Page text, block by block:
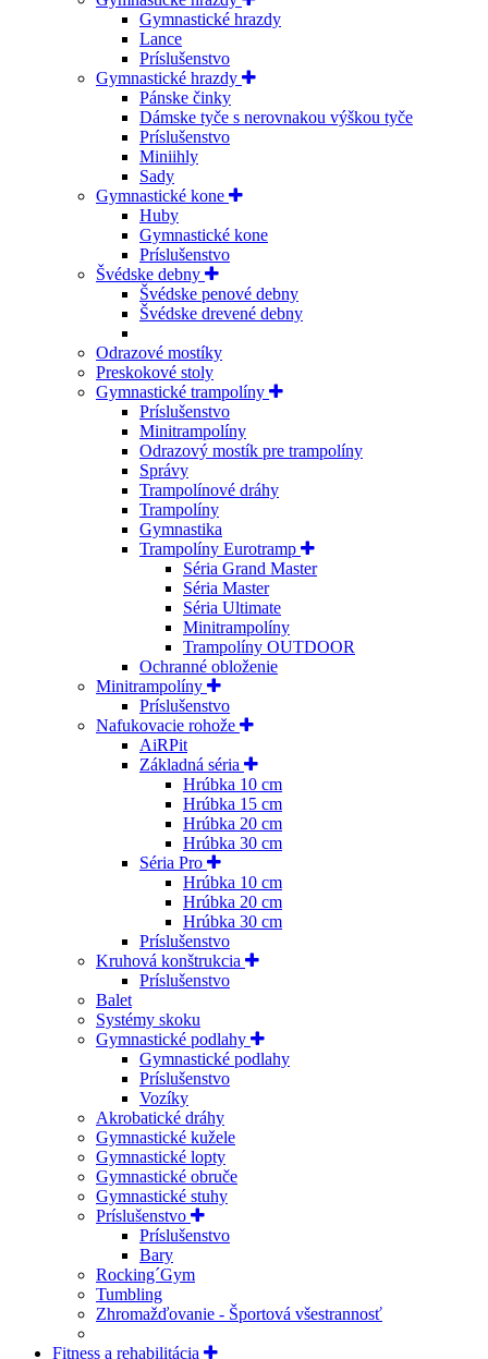
Gymnastické hrazdy
Lance
Príslušenstvo
Gymnastické hrazdy
Pánske činky
Dámske tyče s nerovnakou výškou tyče
Príslušenstvo
Miniihly
Sady
Gymnastické kone
Huby
Gymnastické kone
Príslušenstvo
Švédske debny
Švédske penové debny
Švédske drevené debny
Odrazové mostíky
Preskokové stoly
Gymnastické trampolíny
Príslušenstvo
Minitrampolíny
Odrazový mostík pre trampolíny
Správy
Trampolínové dráhy
Trampolíny
Gymnastika
Trampolíny Eurotramp
Séria Grand Master
Séria Master
Séria Ultimate
Minitrampolíny
Trampolíny OUTDOOR
Ochranné obloženie
Minitrampolíny
Príslušenstvo
Nafukovacie rohože
AiRPit
Základná séria
Hrúbka 10 cm
Hrúbka 15 cm
Hrúbka 20 cm
Hrúbka 30 cm
Séria Pro
Hrúbka 10 cm
Hrúbka 20 cm
Hrúbka 30 cm
Príslušenstvo
Kruhová konštrukcia
Príslušenstvo
Balet
Systémy skoku
Gymnastické podlahy
Gymnastické podlahy
Príslušenstvo
Vozíky
Akrobatické dráhy
Gymnastické kužele
Gymnastické lopty
Gymnastické obruče
Gymnastické stuhy
Príslušenstvo
Príslušenstvo
Bary
Rocking´Gym
Tumbling
Zhromažďovanie - Športová všestrannosť
Fitness a rehabilitácia